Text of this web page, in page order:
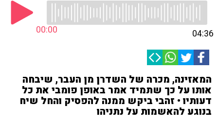
00:00 04:36
המאזינה, מכרה של השדרן מן העבר, שיבחה
אותו על כך שתמיד אמר באופן פומבי את כל
דעותיו • זהבי ביקש ממנה להפסיק והחל שיח
בנוגע להאשמות על נתניהו